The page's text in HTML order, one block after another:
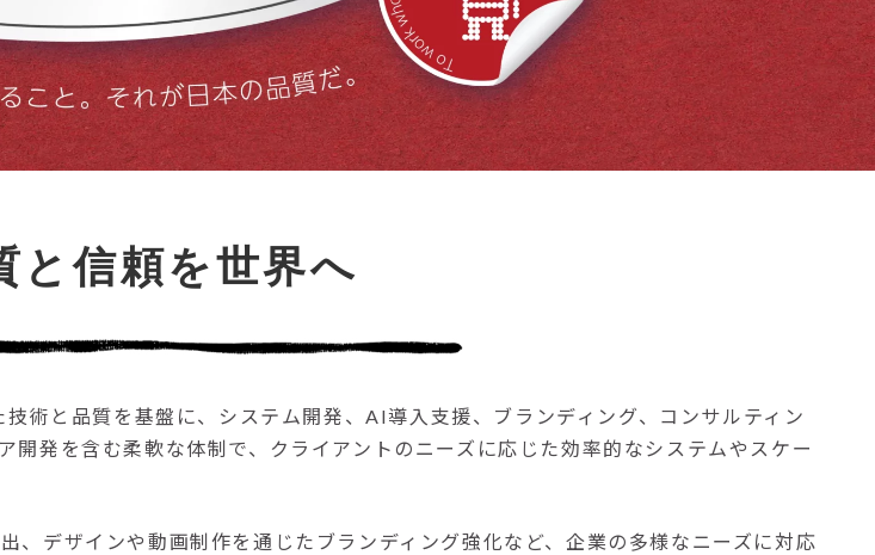
と信頼を世界へ
術と品質を基盤に、システム開発、AI導入支援、ブランディング、コンサルティン
発を含む柔軟な体制で、クライアントのニーズに応じた効率的なシステムやスケー
デザインや動画制作を通じたブランディング強化など、企業の多様なニーズに対応